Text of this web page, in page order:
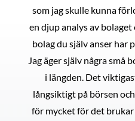
som jag skulle kunna
en djup analys av
bolag du själv anser har
Jag äger själv några små
i längden. Det
långsiktigt på börsen
för mycket för det